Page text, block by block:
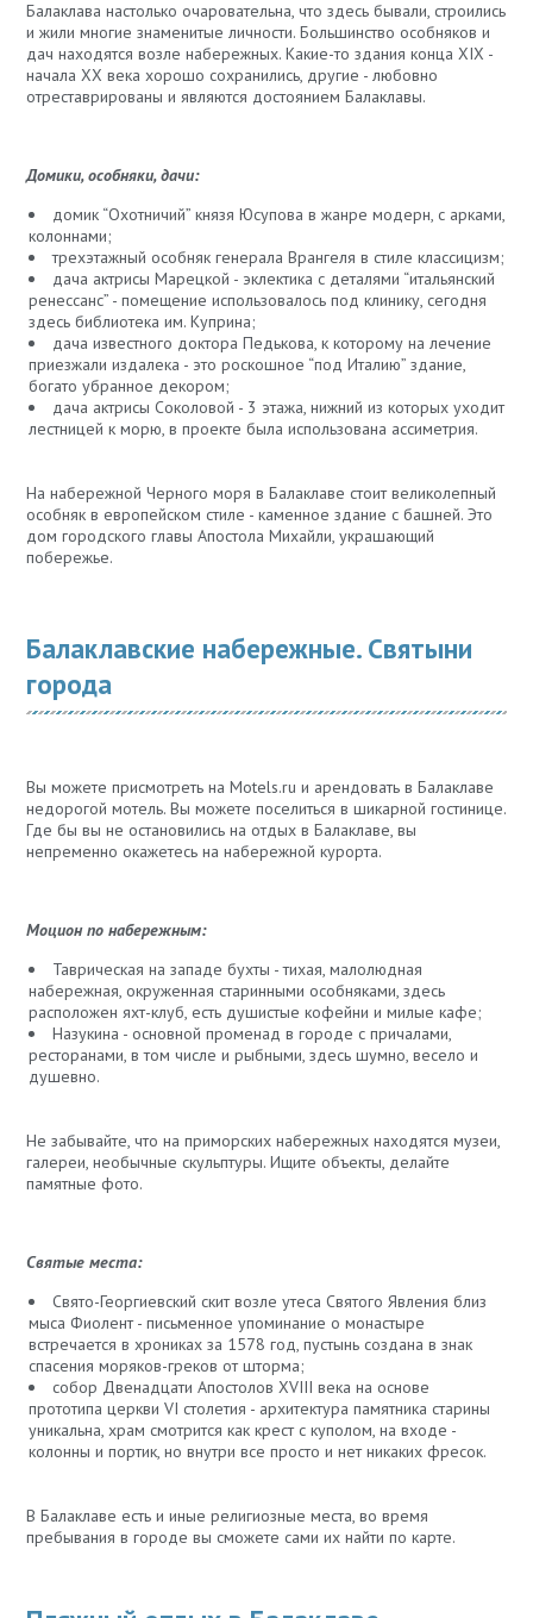
Балаклава настолько очаровательна, что здесь бывали, строились
и жили многие знаменитые личности. Большинство особняков и
дач находятся возле набережных. Какие-то здания конца XIX -
начала XX века хорошо сохранились, другие - любовно
отреставрированы и являются достоянием Балаклавы.
Домики, особняки, дачи:
домик “Охотничий” князя Юсупова в жанре модерн, с арками,
колоннами;
трехэтажный особняк генерала Врангеля в стиле классицизм;
дача актрисы Марецкой - эклектика с деталями “итальянский
ренессанс” - помещение использовалось под клинику, сегодня
здесь библиотека им. Куприна;
дача известного доктора Педькова, к которому на лечение
приезжали издалека - это роскошное “под Италию” здание,
богато убранное декором;
дача актрисы Соколовой - 3 этажа, нижний из которых уходит
лестницей к морю, в проекте была использована ассиметрия.
На набережной Черного моря в Балаклаве стоит великолепный
особняк в европейском стиле - каменное здание с башней. Это
дом городского главы Апостола Михайли, украшающий
побережье.
Балаклавские набережные. Святыни
города
Вы можете присмотреть на Motels.ru и арендовать в Балаклаве
недорогой мотель. Вы можете поселиться в шикарной гостинице.
Где бы вы не остановились на отдых в Балаклаве, вы
непременно окажетесь на набережной курорта.
Моцион по набережным:
Таврическая на западе бухты - тихая, малолюдная
набережная, окруженная старинными особняками, здесь
расположен яхт-клуб, есть душистые кофейни и милые кафе;
Назукина - основной променад в городе с причалами,
ресторанами, в том числе и рыбными, здесь шумно, весело и
душевно.
Не забывайте, что на приморских набережных находятся музеи,
галереи, необычные скульптуры. Ищите объекты, делайте
памятные фото.
Святые места:
Свято-Георгиевский скит возле утеса Святого Явления близ
мыса Фиолент - письменное упоминание о монастыре
встречается в хрониках за 1578 год, пустынь создана в знак
спасения моряков-греков от шторма;
собор Двенадцати Апостолов XVIII века на основе
прототипа церкви VI столетия - архитектура памятника старины
уникальна, храм смотрится как крест с куполом, на входе -
колонны и портик, но внутри все просто и нет никаких фресок.
В Балаклаве есть и иные религиозные места, во время
пребывания в городе вы сможете сами их найти по карте.